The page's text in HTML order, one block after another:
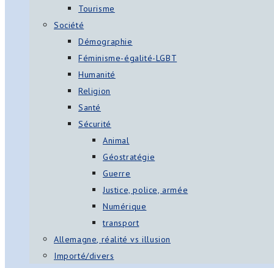
Tourisme
Société
Démographie
Féminisme-égalité-LGBT
Humanité
Religion
Santé
Sécurité
Animal
Géostratégie
Guerre
Justice, police, armée
Numérique
transport
Allemagne, réalité vs illusion
Importé/divers